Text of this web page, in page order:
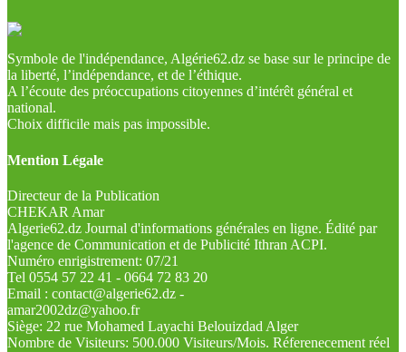
Symbole de l'indépendance, Algérie62.dz se base sur le principe de
la liberté, l’indépendance, et de l’éthique.
A l’écoute des préoccupations citoyennes d’intérêt général et
national.
Choix difficile mais pas impossible.
Mention Légale
Directeur de la Publication
CHEKAR Amar
Algerie62.dz Journal d'informations générales en ligne. Édité par
l'agence de Communication et de Publicité Ithran ACPI.
Numéro enrigistrement: 07/21
Tel 0554 57 22 41 - 0664 72 83 20
Email : contact@algerie62.dz -
amar2002dz@yahoo.fr
Siège: 22 rue Mohamed Layachi Belouizdad Alger
Nombre de Visiteurs: 500.000 Visiteurs/Mois. Réferenecement réel